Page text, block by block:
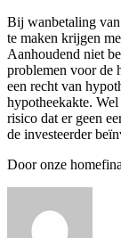
Bij wanbetaling
te maken krijgen
Aanhoudend niet
problemen voor de
een recht van
hypotheekakte.
risico dat er geen
de investeerder
Door onze